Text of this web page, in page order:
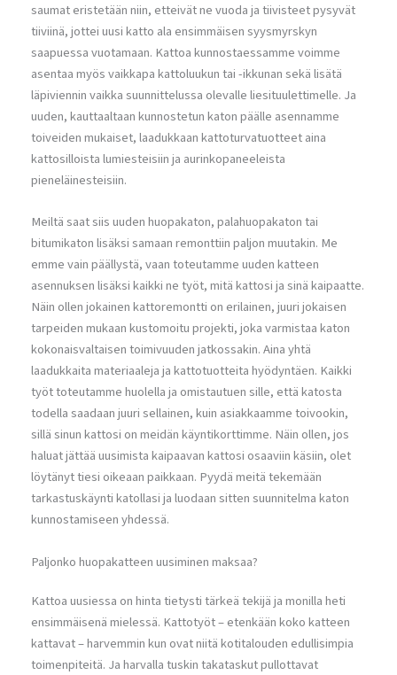
saumat eristetään niin, etteivät ne vuoda ja tiivisteet pysyvät
tiiviinä, jottei uusi katto ala ensimmäisen syysmyrskyn
saapuessa vuotamaan. Kattoa kunnostaessamme voimme
asentaa myös vaikkapa kattoluukun tai -ikkunan sekä lisätä
läpiviennin vaikka suunnittelussa olevalle liesituulettimelle. Ja
uuden, kauttaaltaan kunnostetun katon päälle asennamme
toiveiden mukaiset, laadukkaan kattoturvatuotteet aina
kattosilloista lumiesteisiin ja aurinkopaneeleista
pieneläinesteisiin.
Meiltä saat siis uuden huopakaton, palahuopakaton tai
bitumikaton lisäksi samaan remonttiin paljon muutakin. Me
emme vain päällystä, vaan toteutamme uuden katteen
asennuksen lisäksi kaikki ne työt, mitä kattosi ja sinä kaipaatte.
Näin ollen jokainen kattoremontti on erilainen, juuri jokaisen
tarpeiden mukaan kustomoitu projekti, joka varmistaa katon
kokonaisvaltaisen toimivuuden jatkossakin. Aina yhtä
laadukkaita materiaaleja ja kattotuotteita hyödyntäen. Kaikki
työt toteutamme huolella ja omistautuen sille, että katosta
todella saadaan juuri sellainen, kuin asiakkaamme toivookin,
sillä sinun kattosi on meidän käyntikorttimme. Näin ollen, jos
haluat jättää uusimista kaipaavan kattosi osaaviin käsiin, olet
löytänyt tiesi oikeaan paikkaan. Pyydä meitä tekemään
tarkastuskäynti katollasi ja luodaan sitten suunnitelma katon
kunnostamiseen yhdessä.
Paljonko huopakatteen uusiminen maksaa?
Kattoa uusiessa on hinta tietysti tärkeä tekijä ja monilla heti
ensimmäisenä mielessä. Kattotyöt – etenkään koko katteen
kattavat – harvemmin kun ovat niitä kotitalouden edullisimpia
toimenpiteitä. Ja harvalla tuskin takataskut pullottavat